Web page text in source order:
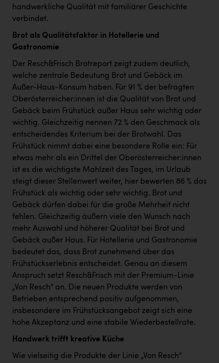
handwerkliche Qualität mit familiärer Geschichte
verbindet.
Brot als Qualitätsfaktor in Hotellerie und
Gastronomie
Der Resch&Frisch Brotreport zeigt zudem deutlich,
welche zentrale Bedeutung Brot und Gebäck im
Außer-Haus-Konsum haben. Für 91 % der befragten
Oberösterreicher:innen ist die Qualität von Brot und
Gebäck beim Frühstück außer Haus sehr wichtig oder
wichtig. Gleichzeitig nennen 72 % den Geschmack als
entscheidendes Kriterium bei der Brotwahl. Das
Frühstück nimmt dabei eine besondere Rolle ein: Für
etwas mehr als ein Drittel der Oberösterreicher:innen
ist es die wichtigste Mahlzeit des Tages, im Urlaub
steigt dieser Stellenwert weiter, hier bewerten 86 % das
Frühstück als wichtig oder sehr wichtig. Brot und
Gebäck dürfen dabei für die große Mehrheit nicht
fehlen. Gleichzeitig äußern viele den Wunsch nach
mehr Auswahl und höherer Qualität bei Brot und
Gebäck außer Haus. Für Hotellerie und Gastronomie
bedeutet das, dass Brot zunehmend über das
Frühstückserlebnis entscheidet. Genau an diesem
Anspruch setzt Resch&Frisch mit der Premium-Linie
„Von Resch“ an. Die neuen Produkte werden von
Betrieben entsprechend positiv aufgenommen,
insbesondere im Frühstücksangebot zeigt sich eine
hohe Akzeptanz und eine stabile Wiederbestellrate.
Handwerk trifft kreative Küche
Wie vielseitig die Produkte der Linie „Von Resch“